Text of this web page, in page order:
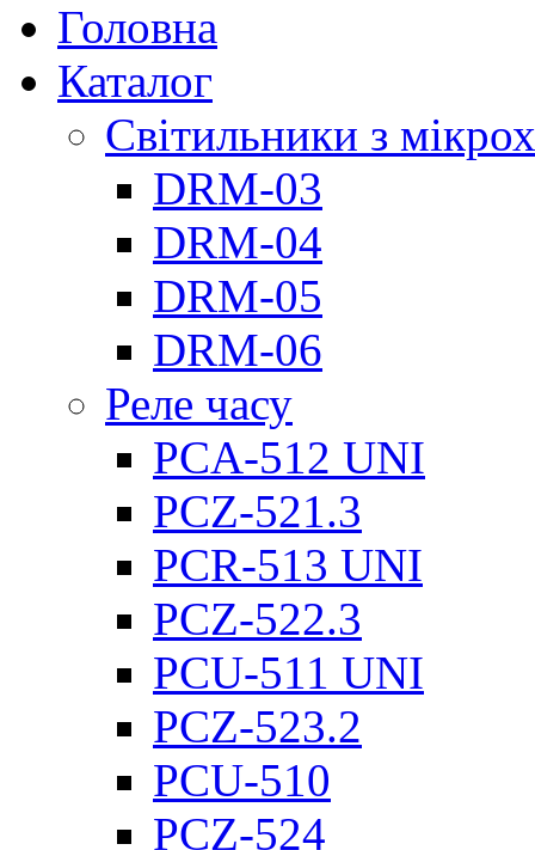
Головна
Каталог
Світильники з
DRM-03
DRM-04
DRM-05
DRM-06
Реле часу
PCA-512 UNI
PCZ-521.3
PCR-513 UNI
PCZ-522.3
PCU-511 UNI
PCZ-523.2
PCU-510
PCZ-524